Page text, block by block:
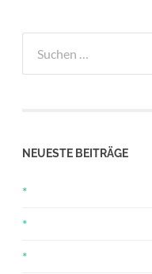
nach:
NEUESTE BEITRÄGE
*
*
*